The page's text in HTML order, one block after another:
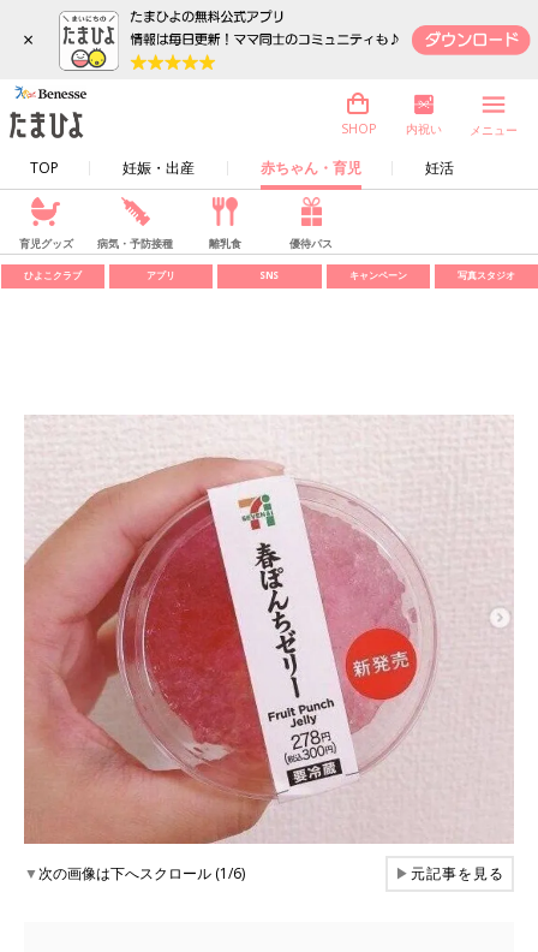
×
TOP 妊娠・出産 赤ちゃん・育児 妊活
SHOP 内祝い メニュー
育児グッズ 病気・予防接種 離乳食 優待パス
ひよこクラブ アプリ SNS キャンペーン 写真スタジオ
▼次の画像は下へスクロール (1/6) ▶元記事を見る